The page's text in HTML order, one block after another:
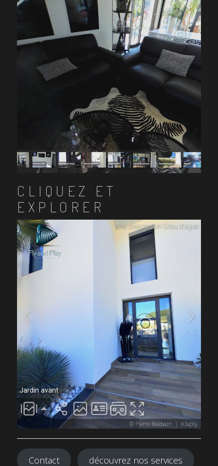
CLIQUEZ ET
EXPLORER
Contact découvrez nos services